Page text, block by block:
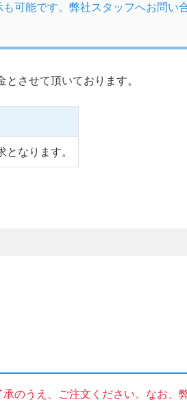
可能です。弊社スタッフへお問い
させて頂いております。
となります。
のうえ、ご注文ください。なお、